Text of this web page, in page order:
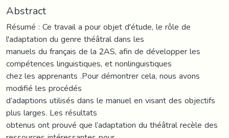
Abstract
Résumé : Ce travail a pour objet d'étude, le rôle de
l'adaptation du genre théâtral dans les
manuels du français de la 2AS, afin de développer les
compétences linguistiques, et nonlinguistiques
chez les apprenants .Pour démontrer cela, nous avons
modifié les procédés
d’adaptions utilisés dans le manuel en visant des objectifs
plus larges. Les résultats
obtenus ont prouvé que l’adaptation du théâtral recèle des